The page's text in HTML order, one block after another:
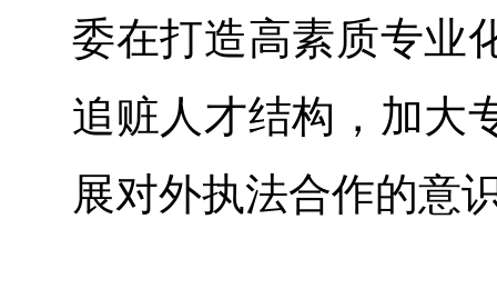
委在打造高素质专业
追赃人才结构，加大
展对外执法合作的意